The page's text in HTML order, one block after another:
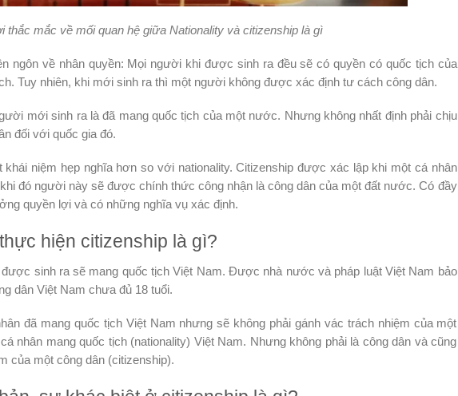
thắc mắc về mối quan hệ giữa Nationality và citizenship là gì
ngôn về nhân quyền: Mọi người khi được sinh ra đều sẽ có quyền có quốc tịch của
Tuy nhiên, khi mới sinh ra thì một người không được xác định tư cách công dân.
mới sinh ra là đã mang quốc tịch của một nước. Nhưng không nhất định phải chịu
đối với quốc gia đó.
khái niệm hẹp nghĩa hơn so với nationality. Citizenship được xác lập khi một cá nhân
đó người này sẽ được chính thức công nhận là công dân của một đất nước. Có đầy
quyền lợi và có những nghĩa vụ xác định.
hiện citizenship là gì?
sinh ra sẽ mang quốc tịch Việt Nam. Được nhà nước và pháp luật Việt Nam bảo
dân Việt Nam chưa đủ 18 tuổi.
đã mang quốc tịch Việt Nam nhưng sẽ không phải gánh vác trách nhiệm của một
nhân mang quốc tịch (nationality) Việt Nam. Nhưng không phải là công dân và cũng
của một công dân (citizenship).